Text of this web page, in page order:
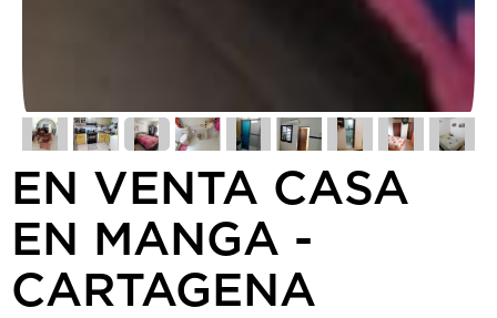
EN VENTA CASA
EN MANGA -
CARTAGENA